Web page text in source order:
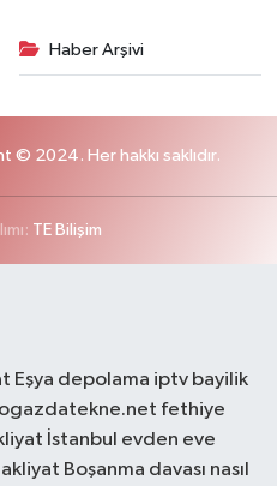
Haber Arşivi
© 2024. Her hakkı saklıdır.
TE Bilişim
Eşya depolama iptv bayilik
fethiye
İstanbul evden eve
Boşanma davası nasıl